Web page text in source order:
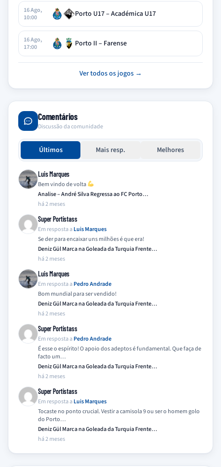
16 Ago,
10:00
Porto U17 – Académica U17
16 Ago,
17:00
Porto II – Farense
Ver todos os jogos →
Comentários
Discussão da comunidade
Últimos Mais resp. Melhores
Luis Marques
Bem vindo de volta
Analise – André Silva Regressa ao FC Porto…
há 2 meses
Super Portistass
Em resposta a Luis Marques
Se der para encaixar uns milhões é que era!
Deniz Gül Marca na Goleada da Turquia Frente…
há 2 meses
Luis Marques
Em resposta a Pedro Andrade
Bom mundial para ser vendido!
Deniz Gül Marca na Goleada da Turquia Frente…
há 2 meses
Super Portistass
Em resposta a Pedro Andrade
É esse o espírito! O apoio dos adeptos é fundamental. Que faça de
facto um…
Deniz Gül Marca na Goleada da Turquia Frente…
há 2 meses
Super Portistass
Em resposta a Luis Marques
Tocaste no ponto crucial. Vestir a camisola 9 ou ser o homem golo
do Porto…
Deniz Gül Marca na Goleada da Turquia Frente…
há 2 meses